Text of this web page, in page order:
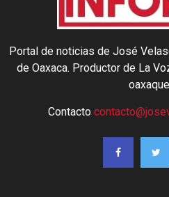
Portal de noticias de José
de Oaxaca. Productor de La
Contacto